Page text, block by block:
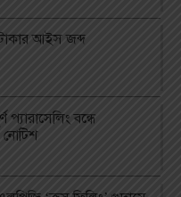
আইস জব্দ
প্যারাসেলিং বন্ধে